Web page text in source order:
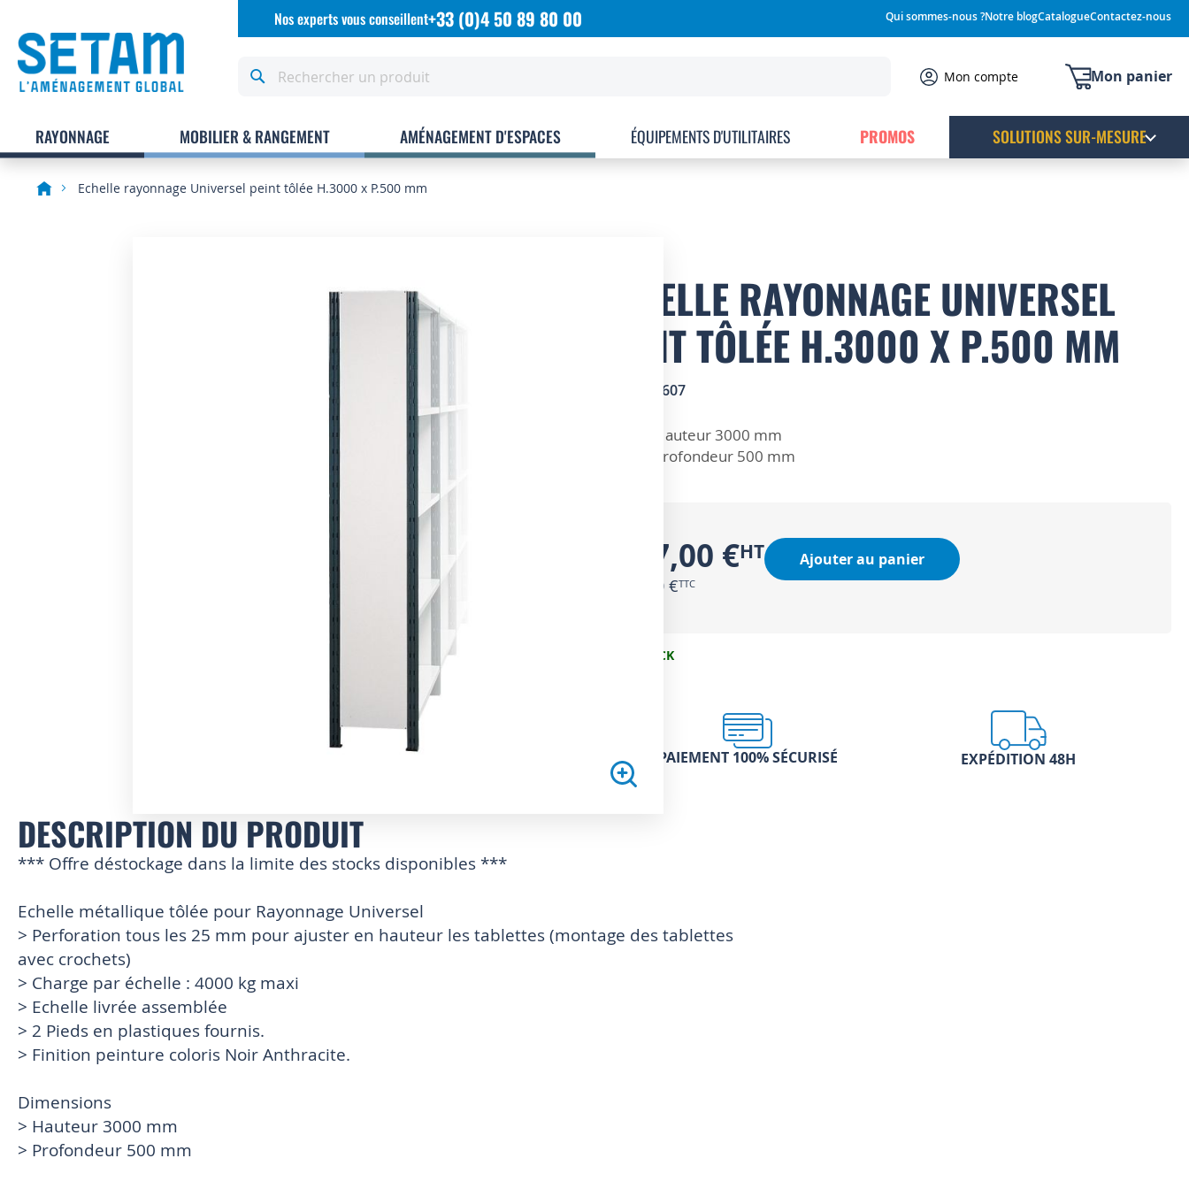
Allez
Qui sommes-nous ?Notre blogCatalogueContactez-nous
Nos experts vous conseillent+33 (0)4 50 89 80 00
Mon panier
Mon compte
RAYONNAGE MOBILIER & RANGEMENT AMÉNAGEMENT D'ESPACES ÉQUIPEMENTS D'UTILITAIRES PROMOS SOLUTIONS SUR-MESURE
Echelle rayonnage Universel peint tôlée H.3000 x P.500 mm
Skip
the
beginning
the
images
gallery
ECHELLE RAYONNAGE UNIVERSEL
PEINT TÔLÉE H.3000 X P.500 MM
1602607
Hauteur 3000 mm
Profondeur 500 mm
127,00 €
152,40 €
Ajouter au panier
EN STOCK
PAIEMENT 100% SÉCURISÉ EXPÉDITION 48H
DESCRIPTION DU PRODUIT
*** Offre déstockage dans la limite des stocks disponibles ***
Echelle métallique tôlée pour Rayonnage Universel
> Perforation tous les 25 mm pour ajuster en hauteur les tablettes (montage des tablettes
avec crochets)
> Charge par échelle : 4000 kg maxi
> Echelle livrée assemblée
> 2 Pieds en plastiques fournis.
> Finition peinture coloris Noir Anthracite.
Dimensions
> Hauteur 3000 mm
> Profondeur 500 mm